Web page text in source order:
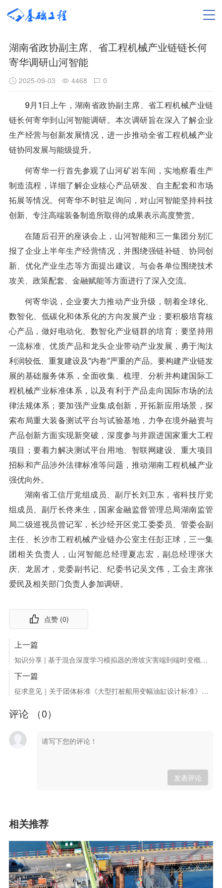
湖南省政协副主席、省工程机械产业链链长何
寄华调研山河智能
2025-09-03 4468 0
9月1日上午，湖南省政协副主席、省工程机械产业链
链长何寄华到山河智能调研。本次调研旨在深入了解企业
生产经营与创新发展情况，进一步推动全省工程机械产业
链协同发展与能级提升。
何寄华一行首先参观了山河矿岩车间，实地察看生产
制造流程，详细了解企业核心产品研发、自主配套和市场
拓展等情况。何寄华不时驻足询问，对山河智能坚持科技
创新、专注高端装备制造所取得的成果表示高度赞赏。
在随后召开的座谈会上，山河智能和三一集团分别汇
报了企业上半年生产经营情况，并围绕强链补链、协同创
新、优化产业生态等方面提出建议。与会各单位围绕技术
攻关、政策配套、金融赋能等方面进行了深入交流。
何寄华说，企业要大力推动产业升级，朝着全球化、
数智化、低碳化和体系化的方向发展产业；要积极培育核
心产品，做好电动化、数智化产业链群的培育；要坚持用
一流标准、优质产品和龙头企业带动产业发展，勇于淘汰
利润较低、重复建设及“内卷”严重的产品。要构建产业链发
展的基础服务体系，全面收集、梳理、分析并构建国际工
程机械产业标准体系，以及有利于产品走向国际市场的法
律法规体系；要加强产业集成创新，开拓新应用场景，探
索布局重大装备测试平台与试验基地，力争在境外融资与
产品创新方面实现新突破，深度参与并跟进国家重大工程
项目；要着力解决测试平台用地、智联网建设、重大项目
招标和产品涉外法律标准等问题，推动湖南工程机械产业
强优向外。
湖南省工信厅党组成员、副厅长刘卫东，省科技厅党
组成员、副厅长佟来生，国家金融监督管理总局湖南监管
局二级巡视员曾记军，长沙经开区党工委委员、管委会副
主任、长沙市工程机械产业链办公室主任彭正球，三一集
团相关负责人，山河智能总经理夏志宏，副总经理张大
庆、龙居才，党委副书记、纪委书记吴文伟，工会主席张
爱民及相关部门负责人参加调研。
点赞 (0)
上一篇
知识分享 | 基于混合深度学习模拟器的滑坡灾害端到端时变概率评估
下一篇
征求意见｜关于团体标准《大型打桩船用变幅油缸设计标准》、《内河港口岸电设备对接安全技术要求》公开征求意见的通知
评论 （0）
发表评论
相关推荐